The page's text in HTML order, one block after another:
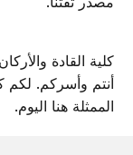
أنتم وأسركم. لكم
الممثلة هنا اليوم.